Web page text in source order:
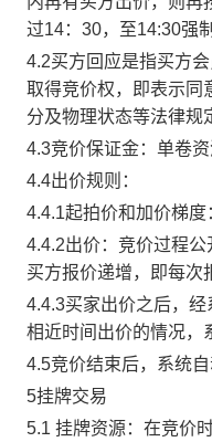
过14：30，至14:30强
4.2买方回应是指买方
取得竞价权，即表示同
分及物理状态等法律规
4.3竞价保证金：单卷
4.4出价规则：
4.4.1起拍价和加价梯
4.4.2出价：竞价过程
买方报价递增，即每次
4.4.3买家出价之后，
相近时间出价的情况，
4.5竞价结束后，系统
5挂牌交易
5.1 挂牌资源：在竞价